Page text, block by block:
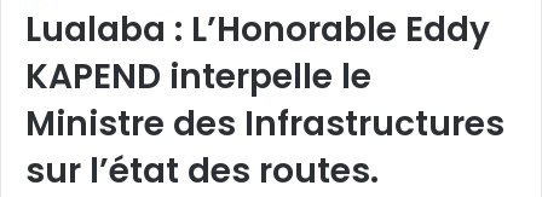
Lualaba : L’Honorable Eddy
KAPEND interpelle le
Ministre des Infrastructures
sur l’état des routes.